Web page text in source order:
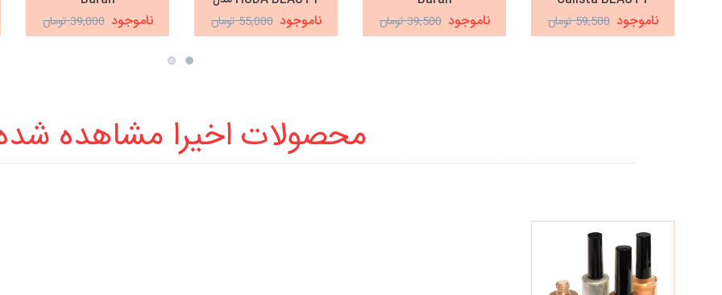
ناموجود 59,500 تومان ناموجود 39,500 تومان LIQUID MATTE
ناموجود 55,000 تومان ناموجود 39,000 تومان
محصولات اخیرا مشاهده